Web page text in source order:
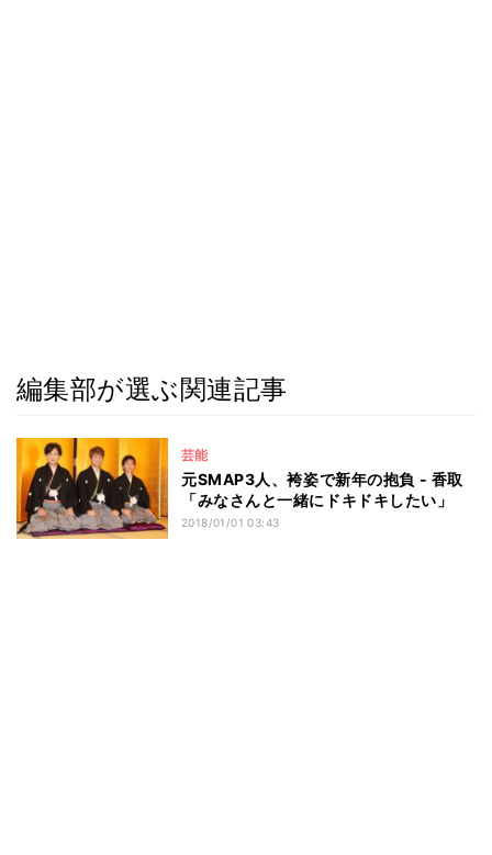
編集部が選ぶ関連記事
芸能
元SMAP3人、袴姿で新年の抱負 - 香取
「みなさんと一緒にドキドキしたい」
2018/01/01 03:43